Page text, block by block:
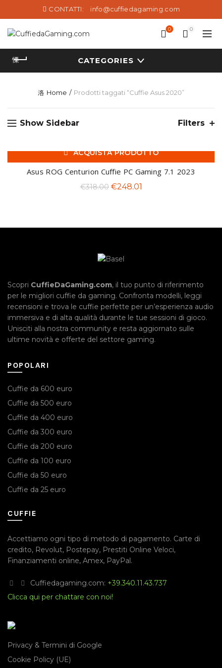
CONTATTI: info@cuffiedagaming.com
0 0
CATEGORIES
Home Prodotti taggati “Cuffie Asus 2020”
Show Sidebar Filters
-22%
ACQUISTA PRODOTTO
Asus ROG Centurion Cuffie PC Gaming 7.1 2023
€318.00 Il
€248.01
Scopri CuffieDaGaming.com, il tuo punto di riferimento
per le migliori cuffie da gaming. Confronta modelli, leggi
recensioni e trova le cuffie perfette per un’esperienza audio
immersiva e di alta qualità durante le tue sessioni di gioco.
Unisciti alla nostra community e resta aggiornato sulle
ultime novità e offerte del settore gaming.
POPOLARI
Cuffie da 600 euro
Cuffie da 500 euro
Cuffie da 400 euro
Cuffie da 300 euro
Cuffie da 200 euro
Cuffie da 100 euro
Cuffie da 50 euro
Cuffie da 25 euro
CUFFIE
Accettiamo ogni tipo di metodo di pagamento. Carte di
credito, Revolut, Postepay, Prestiti Online Veloci,
Finanziamenti online, Amex, PayPal.
Cuffiedagaming.com: +39.340.11.43.737
Clicca qui per chattare con noi!
Privacy & Termini di Google
Cookie Policy (UE)